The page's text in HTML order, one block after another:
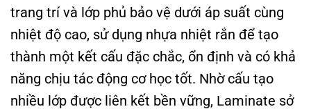
trang trí và lớp phủ bảo vệ dưới áp suất cùng
nhiệt độ cao, sử dụng nhựa nhiệt rắn để tạo
thành một kết cấu đặc chắc, ổn định và có khả
năng chịu tác động cơ học tốt. Nhờ cấu tạo
nhiều lớp được liên kết bền vững, Laminate sở